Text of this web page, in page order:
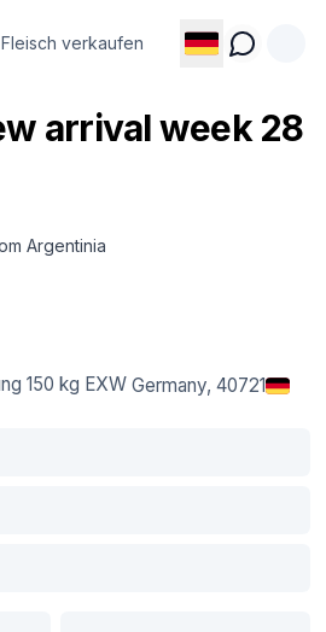
Fleisch verkaufen
arrival week 28
Argentinia
150 kg EXW Germany, 40721